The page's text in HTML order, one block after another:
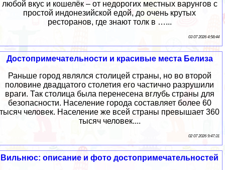
любой вкус и кошелёк – от недорогих местных варунгов с
простой индонезийской едой, до очень крутых
ресторанов, где знают толк в …...
03 07 2026 4:58:44
Достопримечательности и красивые места Белиза
Раньше город являлся столицей страны, но во второй
половине двадцатого столетия его частично разрушили
враги. Так столица была перенесена вглубь страны для
безопасности. Население города составляет более 60
тысяч человек. Население же всей страны превышает 360
тысяч человек....
02 07 2026 9:47:31
Вильнюс: описание и фото достопримечательностей